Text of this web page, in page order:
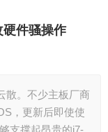
件骚操作
散。不少主板厂商
，更新后即使使
支撑起昂贵的i7-